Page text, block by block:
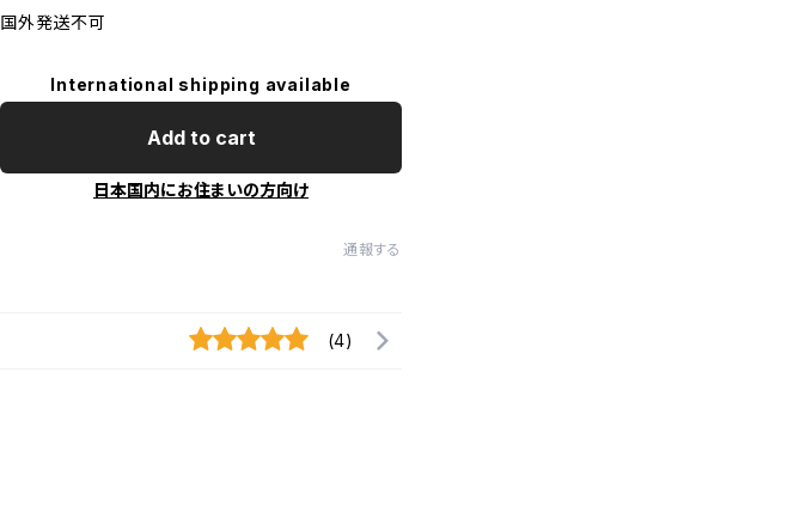
国外発送不可
International shipping available
Add to cart
日本国内にお住まいの方向け
通報する
(4)